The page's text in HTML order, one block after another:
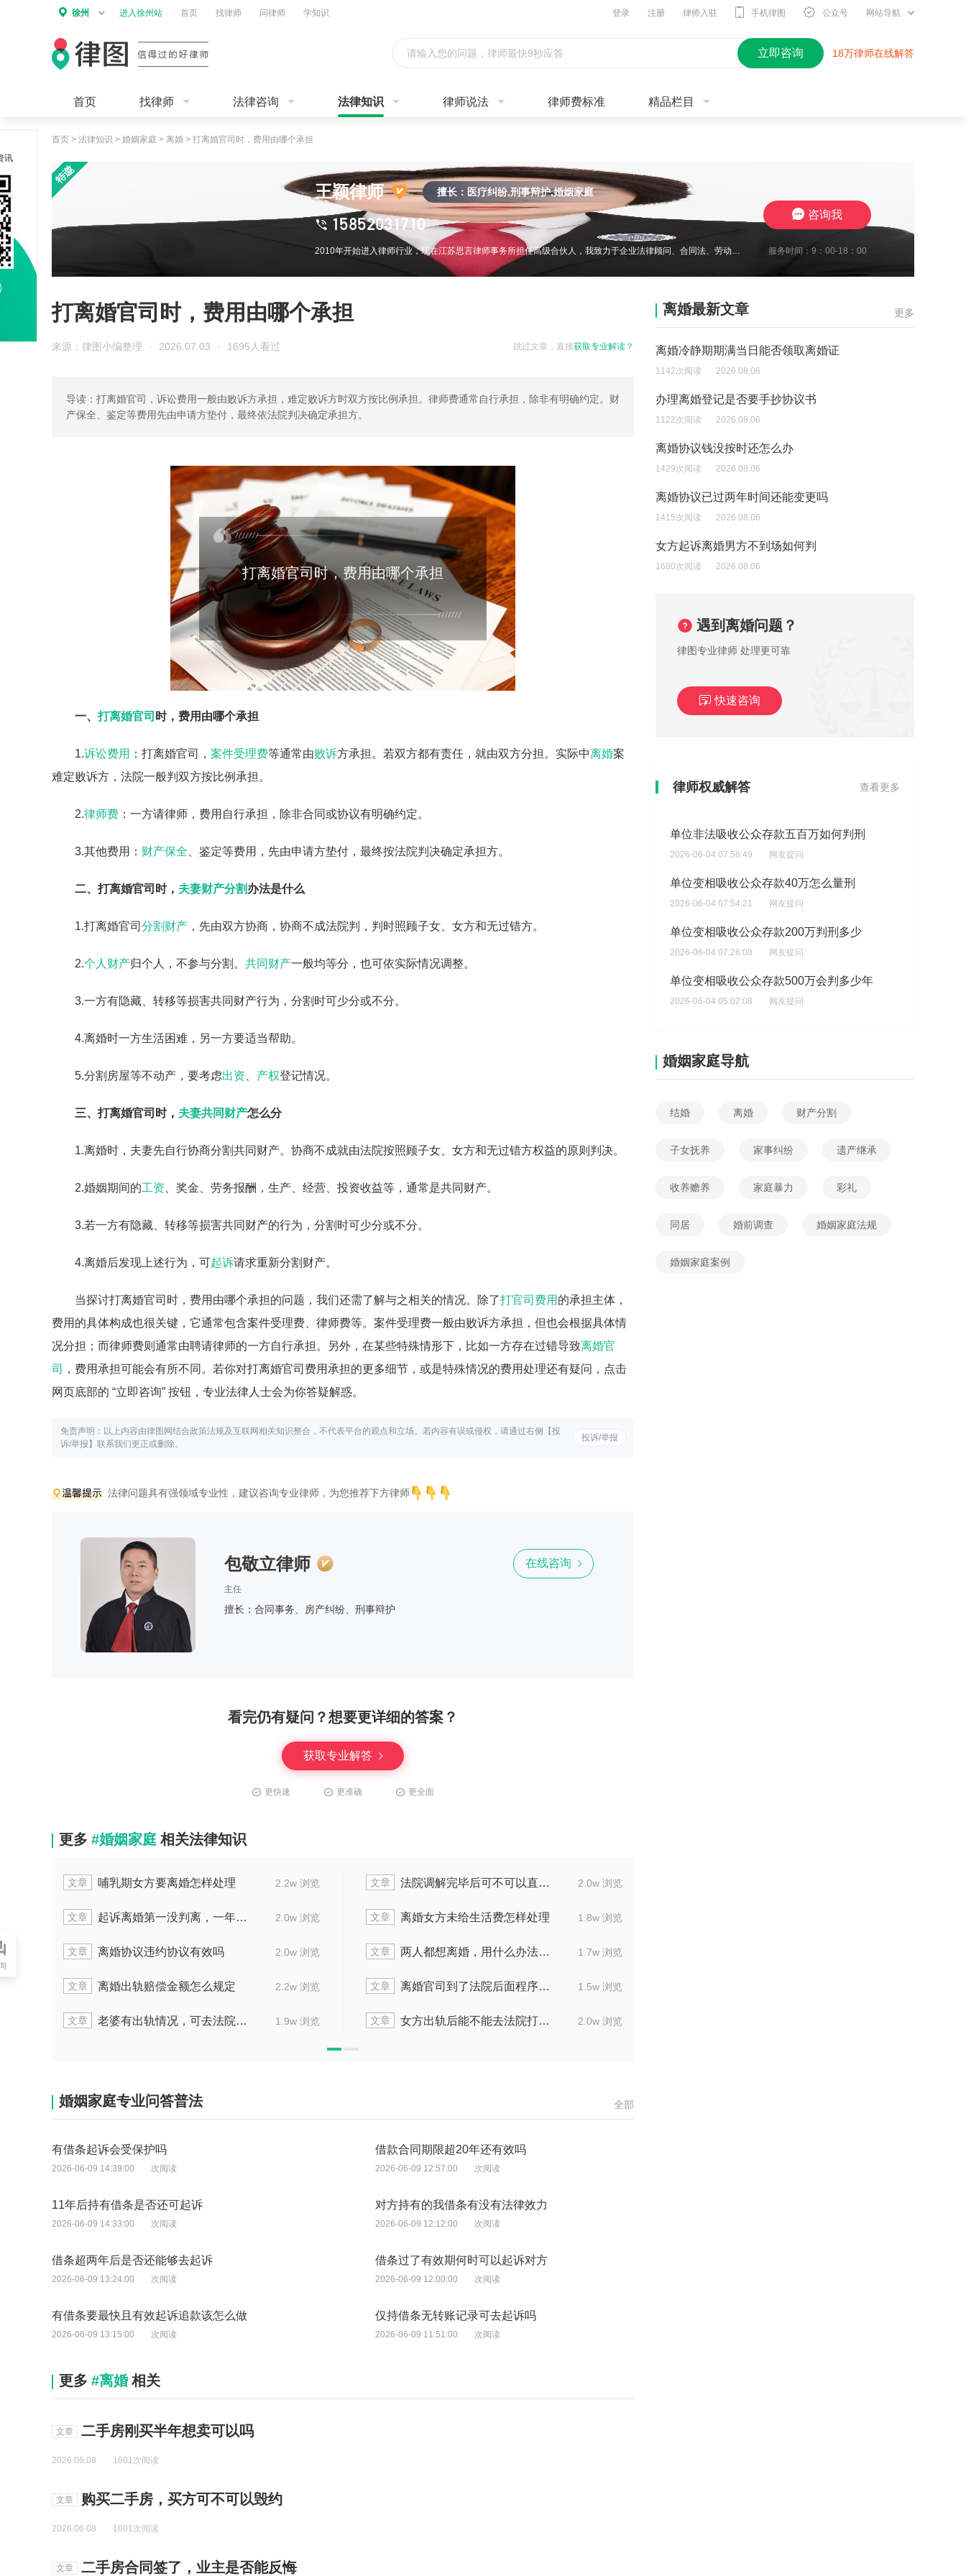
徐州 进入徐州站 首页 找律师 问律师 学知识 登录 注册 律师入驻 手机律图 公众号 网站导航
请输入您的问题，律师最快9秒应答 立即咨询 18万律师在线解答
首页 找律师 法律咨询 法律知识 律师说法 律师费标准 精品栏目
首页 > 法律知识 > 婚姻家庭 > 离婚 > 打离婚官司时，费用由哪个承担
王颖律师 擅长：医疗纠纷,刑事辩护,婚姻家庭
15852031710
2010年开始进入律师行业，现在江苏思言律师事务所担任高级合伙人，我致力于企业法律顾问、合同法、劳动纠纷、工伤待遇赔偿、交通事故与保险合同研究、婚姻家事传承研究。至今累计承办1700余起案件，成功地维护了众多当事人的合法权益，取得了一系列出色的成绩，赢得了广大当事人的充分信赖及肯定。我在2024年10月份被评定为三级律师职称，我将继续要求自己勤勉尽责，注重熏陶品行与职业道德修养，为委托人提供了高效 服务时间：9：00-18：00
咨询我
打离婚官司时，费用由哪个承担
跳过文章，直接获取专业解读？
来源：律图小编整理 · 2026.07.03 · 1695人看过
导读：打离婚官司，诉讼费用一般由败诉方承担，难定败诉方时双方按比例承担。律师费通常自行承担，除非有明确约定。财
产保全、鉴定等费用先由申请方垫付，最终依法院判决确定承担方。
打离婚官司时，费用由哪个承担
一、打离婚官司 时，费用由哪个承担
1.诉讼费用 ：打离婚官司， 案件受理费等通常由败诉方承担。若双方都有责任，就由双方分担。实际中离婚案
难定败诉方，法院一般判双方按比例承担。
2.律师费 ：一方请律师，费用自行承担，除非合同或协议有明确约定。
3.其他费用： 财产保全 、鉴定等费用，先由申请方垫付，最终按法院判决确定承担方。
二、打离婚官司时， 夫妻财产分割办法是什么
1.打离婚官司 分割财产 ，先由双方协商，协商不成法院判，判时照顾子女、女方和无过错方。
2.个人财产归个人，不参与分割。 共同财产一般均等分，也可依实际情况调整。
3.一方有隐藏、转移等损害共同财产行为，分割时可少分或不分。
4.离婚时一方生活困难，另一方要适当帮助。
5.分割房屋等不动产，要考虑出资 产权登记情况。
三、打离婚官司时， 夫妻共同财产怎么分
1.离婚时，夫妻先自行协商分割共同财产。协商不成就由法院按照顾子女、女方和无过错方权益的原则判决。
2.婚姻期间的工资 、奖金、劳务报酬，生产、经营、投资收益等，通常是共同财产。
3.若一方有隐藏、转移等损害共同财产的行为，分割时可少分或不分。
4.离婚后发现上述行为，可起诉请求重新分割财产。
当探讨打离婚官司时，费用由哪个承担的问题，我们还需了解与之相关的情况。除了打官司费用 的承担主体，
费用的具体构成也很关键，它通常包含案件受理费、律师费等。案件受理费一般由败诉方承担，但也会根据具体情
况分担；而律师费则通常由聘请律师的一方自行承担。另外，在某些特殊情形下，比如一方存在过错导致离婚官
司
，费用承担可能会有所不同。若你对打离婚官司费用承担的更多细节，或是特殊情况的费用处理还有疑问，点击
网页底部的 “立即咨询” 按钮，专业法律人士会为你答疑解惑。
投诉/举报
免责声明：以上内容由律图网结合政策法规及互联网相关知识整合，不代表平台的观点和立场。若内容有误或侵权，请通过右侧【投
诉/举报】联系我们更正或删除。
法律问题具有强领域专业性，建议咨询专业律师，为您推荐下方律师
包敬立律师
主任
擅长：合同事务、房产纠纷、刑事辩护
在线咨询
看完仍有疑问？想要更详细的答案？
获取专业解答
更快速 更准确 更全面
更多 #婚姻家庭 相关法律知识
2.2w 浏览 2.0w 浏览
文章 法院调解完毕后可不可以直接领离婚证
2.0w 浏览 1.8w 浏览
文章 离婚女方未给生活费怎样处理
2.0w 浏览
吗 1.7w 浏览
文章 两人都想离婚，用什么办法能最快
2.2w 浏览 1.5w 浏览
文章 离婚官司到了法院后面程序怎么走
1.9w 浏览 2.0w 浏览
文章 女方出轨后能不能去法院打官司
文章 可不可以对出轨女友提起诉讼
文章 离婚提供过期出轨证据有效吗
文章 离婚诉前调解被告不出现怎样处理
文章 外地结的婚能不能异地办理离婚
文章 离婚后抓到出轨证据要怎么办
婚姻家庭专业问答普法 全部
有借条起诉会受保护吗
2026-06-09 14:39:00 次阅读
11年后持有借条是否还可起诉
2026-06-09 14:33:00 次阅读
借条超两年后是否还能够去起诉
2026-06-09 13:24:00 次阅读
有借条要最快且有效起诉追款该怎么做
2026-06-09 13:15:00 次阅读
借款合同期限超20年还有效吗
2026-06-09 12:57:00 次阅读
对方持有的我借条有没有法律效力
2026-06-09 12:12:00 次阅读
借条过了有效期何时可以起诉对方
2026-06-09 12:00:00 次阅读
仅持借条无转账记录可去起诉吗
2026-06-09 11:51:00 次阅读
更多 #离婚 相关
文章 二手房刚买半年想卖可以吗
2026.06.08 1601次阅读
文章 购买二手房，买方可不可以毁约
2026.06.08 1601次阅读
文章 二手房合同签了，业主是否能反悔
更多
离婚最新文章
离婚冷静期期满当日能否领取离婚证
1142次阅读 2026.08.06
办理离婚登记是否要手抄协议书
1122次阅读 2026.08.06
离婚协议钱没按时还怎么办
1429次阅读 2026.08.06
离婚协议已过两年时间还能变更吗
1415次阅读 2026.08.06
女方起诉离婚男方不到场如何判
1680次阅读 2026.08.06
遇到离婚问题？
律图专业律师 处理更可靠
快速咨询
律师权威解答 查看更多
单位非法吸收公众存款400万如何量刑
单位非法吸收公众存款五百万如何判刑
2026-06-04 07:58:49 网友提问
单位变相吸收公众存款40万怎么量刑
2026-06-04 07:54:21 网友提问
单位变相吸收公众存款200万判刑多少
2026-06-04 07:26:08 网友提问
单位变相吸收公众存款500万会判多少年
2026-06-04 05:02:08 网友提问
单位非法吸收公众存款60万最高判几年
2026-06-04 03:15:35 网友提问
我参与网赌，不同金额会有哪些处罚行为？
婚姻家庭导航
结婚 离婚 财产分割
子女抚养 家事纠纷 遗产继承
收养赡养 家庭暴力 彩礼
同居 婚前调查 婚姻家庭法规
婚姻家庭案例
讯